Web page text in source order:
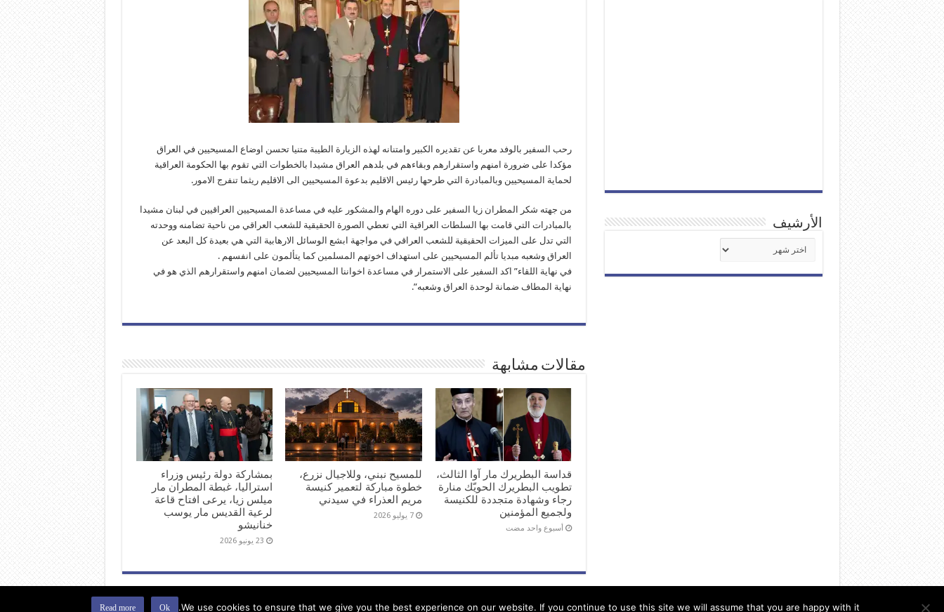
رحب السفير بالوفد معربا عن تقديره الكبير وامتنانه لهذه الزيارة الطيبة متنيا تحسن اوضاع المسيحيين في العراق
مؤكدا على ضرورة امنهم واستقرارهم وبقاءهم في بلدهم العراق مشيدا بالخطوات التي تقوم بها الحكومة العراقية
لحماية المسيحيين وبالمبادرة التي طرحها رئيس الاقليم بدعوة المسيحيين الى الاقليم ريثما تنفرج الامور.
من جهته شكر المطران زيا السفير على دوره الهام والمشكور عليه في مساعدة المسيحيين العراقيين في لبنان مشيدا
بالمبادرات التي قامت بها السلطات العراقية التي تعطي الصورة الحقيقية للشعب العراقي من ناحية تضامنه ووحدته
التي تدل على الميزات الحقيقية للشعب العراقي في مواجهة ابشع الوسائل الارهابية التي هي بعيدة كل البعد عن
العراق وشعبه مبديا تألم المسيحيين على استهداف اخوتهم المسلمين كما يتألمون على انفسهم .
في نهاية اللقاء” اكد السفير على الاستمرار في مساعدة اخواننا المسيحيين لضمان امنهم واستقرارهم الذي هو في
نهاية المطاف ضمانة لوحدة العراق وشعبه”.
مقالات مشابهة
قداسة البطريرك مار آوا الثالث،
تطويب البطريرك الحويّك منارة
رجاء وشهادة متجددة للكنيسة
ولجميع المؤمنين
‏أسبوع واحد مضت
للمسيح نبني، وللاجيال نزرع،
خطوة مباركة لتعمير كنيسة
مريم العذراء في سيدني
7 يوليو 2026
بمشاركة دولة رئيس وزراء
استراليا، غبطة المطران مار
ميلس زيا، يرعى افتاح قاعة
لرعية القديس مار يوسب
خنانيشو
23 يونيو 2026
الأرشيف
We use cookies to ensure that we give you the best experience on our website. If you continue to use this site we will assume that you are happy with it.
Ok
Read more